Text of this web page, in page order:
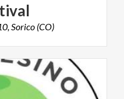
Sorico (CO)